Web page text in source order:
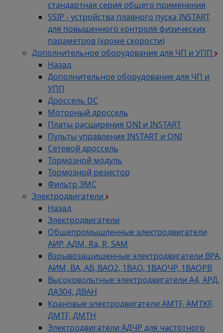
стандартная серия общего применения
SSIP - устройства плавного пуска INSTART
для повышенного контроля физических
параметров (кроме скорости)
Дополнительное оборудование для ЧП и УПП
Назад
Дополнительное оборудование для ЧП и
УПП
Дроссель DC
Моторный дроссель
Платы расширения ONI и INSTART
Пульты управления INSTART и ONI
Сетевой дроссель
Тормозной модуль
Тормозной резистор
Фильтр ЭМС
Электродвигатели
Назад
Электродвигатели
Общепромышленные электродвигатели
АИР, АДМ, Ra, R, 5AM
Взрывозащищенные электродвигатели ВРА,
АИМ, ВА, АВ, ВАO2, 1ВАО, 1ВАОЧР, 1ВАОРВ
Высоковольтные электродвигатели A4, АРД,
ДАЗ04, ДВАН
Крановые электродвигатели AMTF, AMTKF,
ДMTF, ДМТН
Электродвигатели АДЧР для частотного